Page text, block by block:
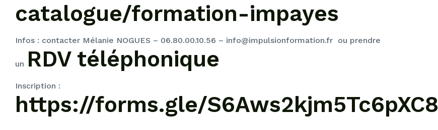
catalogue/formation-impayes
Infos : contacter Mélanie NOGUES – 06.80.00.10.56 – info@impulsionformation.fr ou prendre
un RDV téléphonique
Inscription :
https://forms.gle/S6Aws2kjm5Tc6pXC8